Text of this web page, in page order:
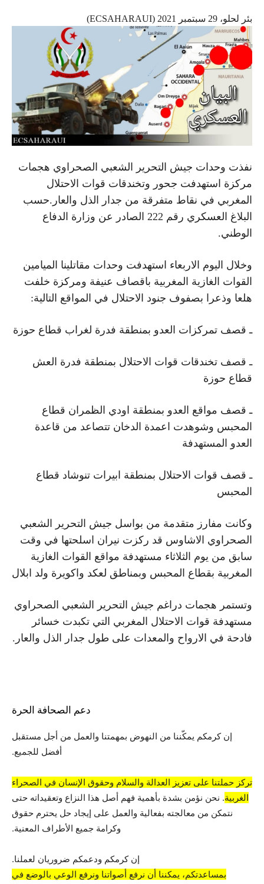
بئر لحلو، 29 سبتمبر 2021 (ECSAHARAUI)
نفذت وحدات جيش التحرير الشعبي الصحراوي هجمات
مركزة استهدفت جحور وتخندقات قوات الاحتلال
المغربي في نقاط متفرقة من جدار الذل والعار.حسب
البلاغ العسكري رقم 222 الصادر عن وزارة الدفاع
الوطني.
وخلال اليوم الاربعاء استهدفت وحدات مقاتلينا الميامين
القوات الغازية المغربية باقصاف عنيفة ومركزة خلفت
هلعا وذعرا بصفوف جنود الاحتلال في المواقع التالية:
ـ قصف تمركزات العدو بمنطقة فدرة لغراب قطاع حوزة
ـ قصف تخندقات قوات الاحتلال بمنطقة فدرة العش
قطاع حوزة
ـ قصف مواقع العدو بمنطقة اودي الظمران قطاع
المحبس وشوهدت اعمدة الدخان تتصاعد من قاعدة
العدو المستهدفة
ـ قصف قوات الاحتلال بمنطقة ابيرات تنوشاد قطاع
المحبس
وكانت مفارز متقدمة من بواسل جيش التحرير الشعبي
الصحراوي الاشاوس قد ركزت نيران اسلحتها في وقت
سابق من يوم الثلاثاء مستهدفة مواقع القوات الغازية
المغربية بقطاع المحبس وبمناطق لعكد واكويرة ولد ابلال
وتستمر هجمات دراغم جيش التحرير الشعبي الصحراوي
مستهدفة قوات الاحتلال المغربي التي تكبدت خسائر
فادحة في الارواح والمعدات على طول جدار الذل والعار.
دعم الصحافة الحرة
إن كرمكم يمكّننا من النهوض بمهمتنا والعمل من أجل مستقبل
أفضل للجميع.
تركز حملتنا على تعزيز العدالة والسلام وحقوق الإنسان في الصحراء
الغربية. نحن نؤمن بشدة بأهمية فهم أصل هذا النزاع وتعقيداته حتى
نتمكن من معالجته بفعالية والعمل على إيجاد حل يحترم حقوق
وكرامة جميع الأطراف المعنية.
إن كرمكم ودعمكم ضروريان لعملنا.
بمساعدتكم، يمكننا أن نرفع أصواتنا ونرفع الوعي بالوضع في